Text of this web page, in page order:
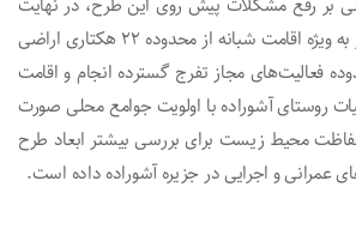
مقرر شد که تفرج متمرکز به‌ ویژه اقامت شبانه از محدوده ۲۲ هکتاری اراضی
فعالیت‌های مجاز تفرج گسترده انجام و اقامت
روستای آشوراده با اولویت جوامع محلی صورت
محیط زیست برای بررسی بیشتر ابعاد طرح
عمرانی و اجرایی در جزیره آشوراده داده است.